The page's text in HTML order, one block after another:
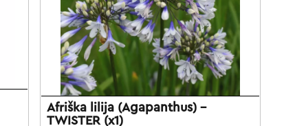
Afriška lilija (Agapanthus) -
TWISTER (x1)